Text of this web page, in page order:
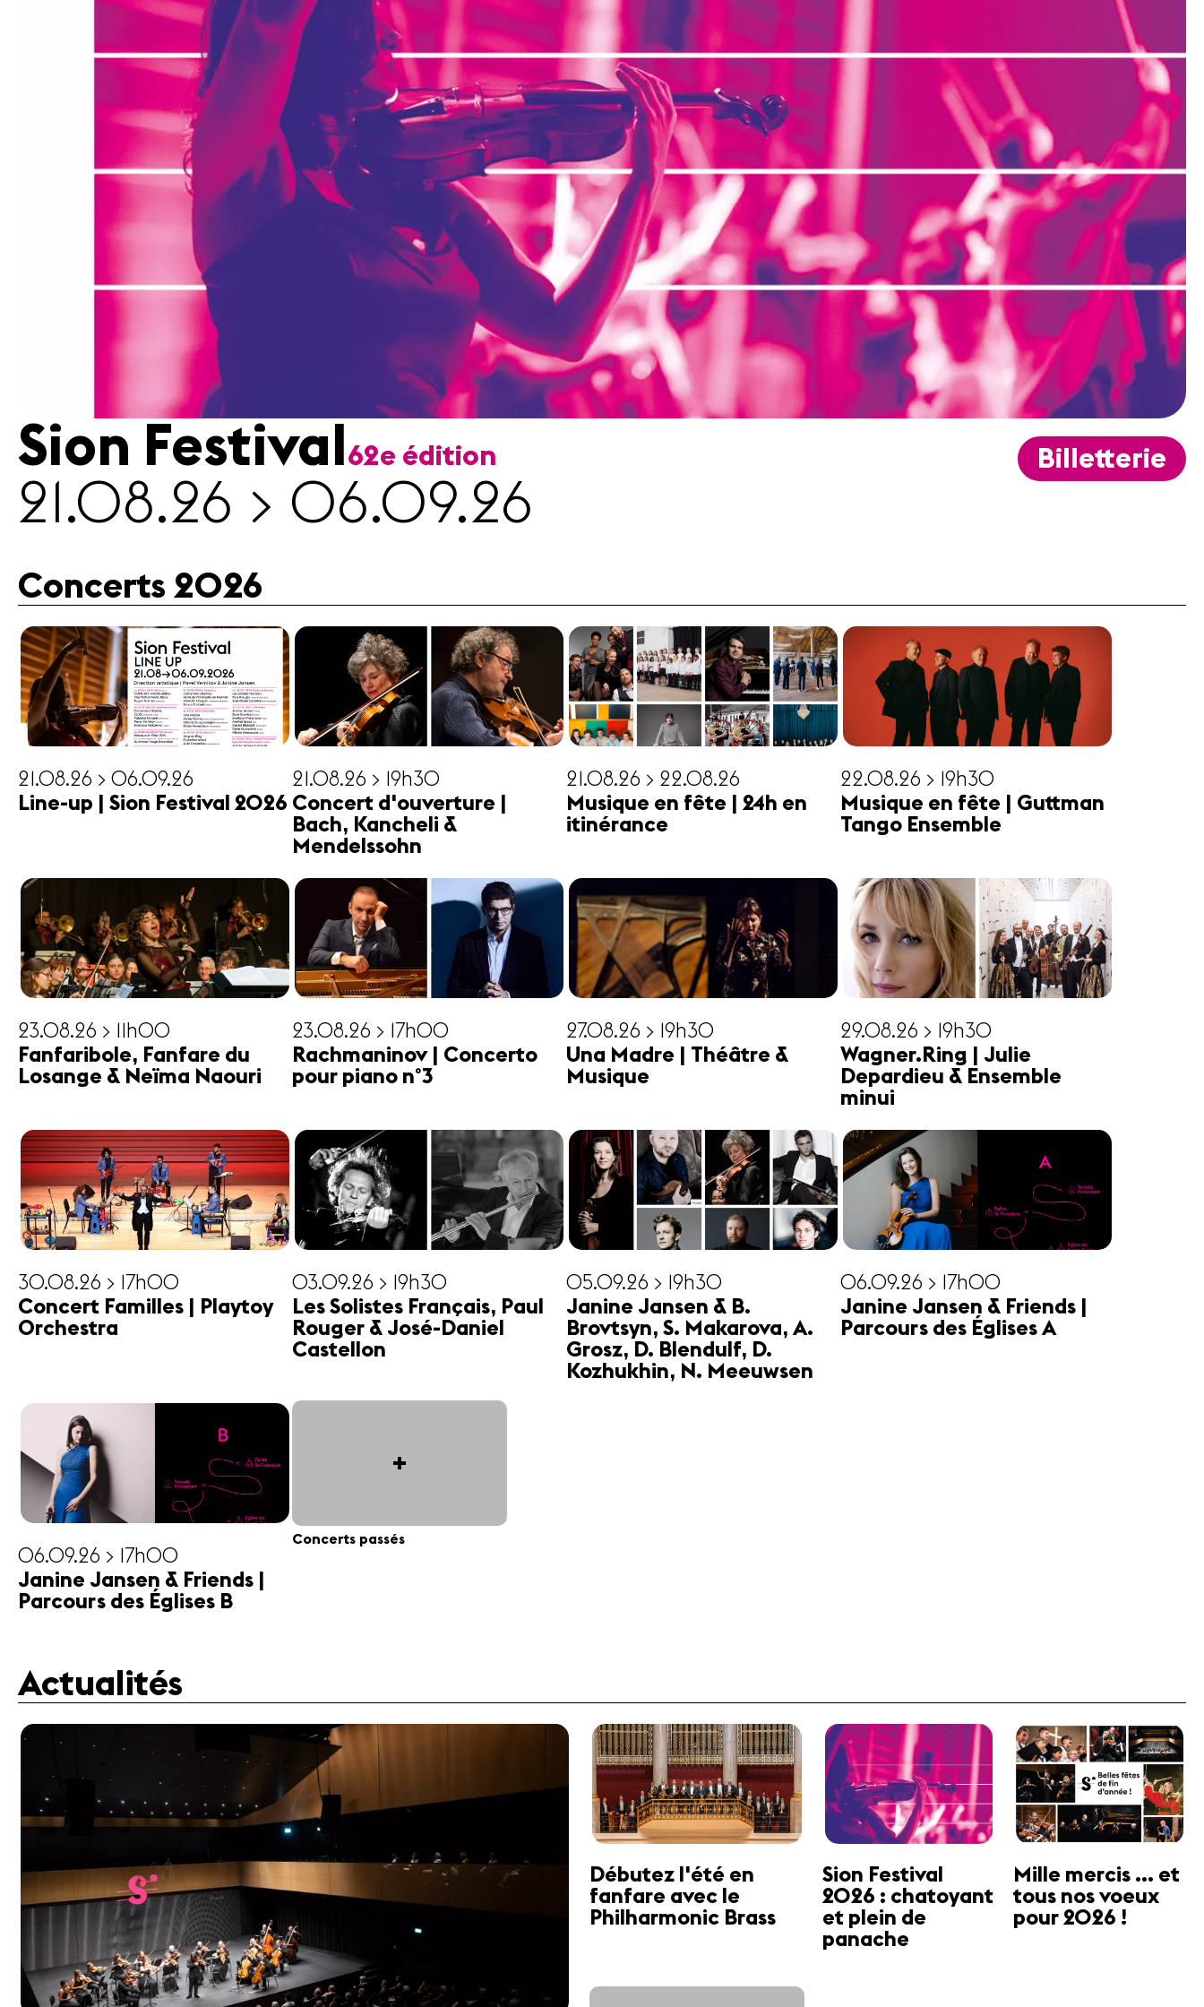
Revue
de
A propos
Mentions
Contact
Sion Festival 62e édition
21.08.26 > 06.09.26
Billetterie
Concerts 2026
21.08.26 > 06.09.26
Line-up | Sion Festival 2026
21.08.26 > 19h30
Concert d'ouverture |
Bach, Kancheli &
Mendelssohn
21.08.26 > 22.08.26
Musique en fête | 24h en
itinérance
22.08.26 > 19h30
Musique en fête | Guttman
Tango Ensemble
23.08.26 > 11h00
Fanfaribole, Fanfare du
Losange & Neïma Naouri
23.08.26 > 17h00
Rachmaninov | Concerto
pour piano n°3
27.08.26 > 19h30
Una Madre | Théâtre &
Musique
29.08.26 > 19h30
Wagner.Ring | Julie
Depardieu & Ensemble
minui
30.08.26 > 17h00
Concert Familles | Playtoy
Orchestra
03.09.26 > 19h30
Les Solistes Français, Paul
Rouger & José-Daniel
Castellon
05.09.26 > 19h30
Janine Jansen & B.
Brovtsyn, S. Makarova, A.
Grosz, D. Blendulf, D.
Kozhukhin, N. Meeuwsen
06.09.26 > 17h00
Janine Jansen & Friends |
Parcours des Églises A
06.09.26 > 17h00
Janine Jansen & Friends |
Parcours des Églises B
+
Concerts passés
Actualités
Débutez l'été en
fanfare avec le
Philharmonic Brass
Sion Festival
2026 : chatoyant
et plein de
panache
Mille mercis ... et
tous nos voeux
pour 2026 !